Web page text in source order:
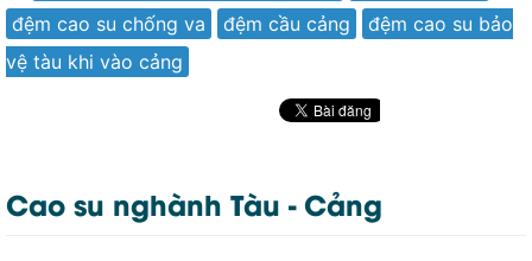
đệm cao su chống va
đệm cầu cảng
đệm cao su bảo
vệ tàu khi vào cảng
Cao su nghành Tàu - Cảng